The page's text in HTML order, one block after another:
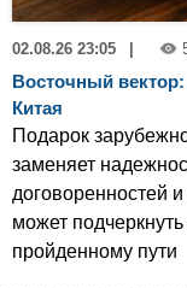
02.08.26 23:05
Восточный
Китая
Подарок
заменяет
договоренностей
может
пройденному пути